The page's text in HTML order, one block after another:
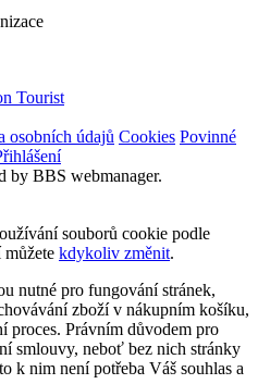
Tourist
osobních údajů Cookies Povinné
souborů cookie podle
můžete kdykoliv změnit.
nutné pro fungování stránek,
zboží v nákupním košíku,
proces. Právním důvodem pro
smlouvy, neboť bez nich stránky
k nim není potřeba Váš souhlas a